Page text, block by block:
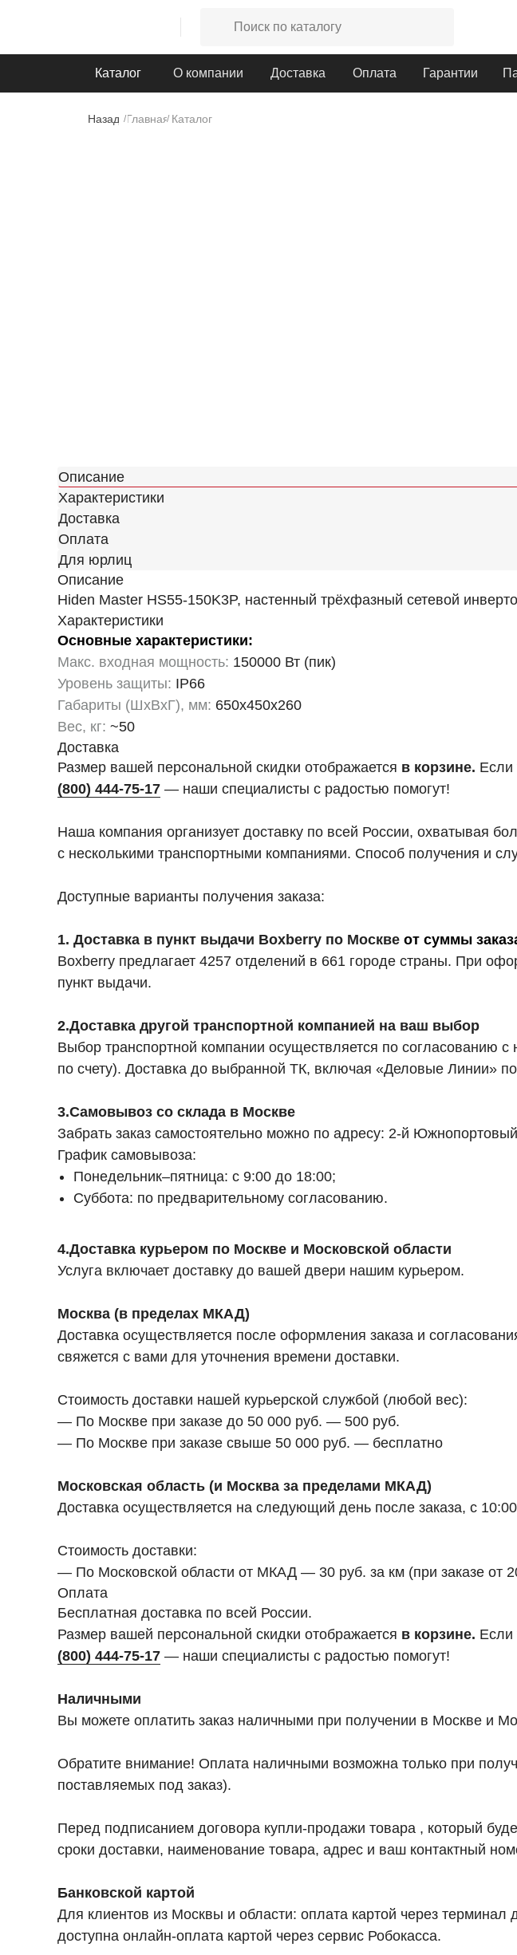
Каталог О компании Доставка Оплата Гарантии
/Главная/ Каталог
Назад
Описание
Характеристики
Доставка
Оплата
Для юрлиц
Описание
Hiden Master HS55-150K3P, настенный трёхфазный сетевой
Характеристики
Основные характеристики:
Макс. входная мощность: 150000 Вт (пик)
Уровень защиты: IP66
Габариты (ШхВхГ), мм: 650x450x260
Вес, кг: ~50
Доставка
Размер вашей персональной скидки отображается в корзине. Если
(800) 444-75-17 — наши специалисты с радостью помогут!
Наша компания организует доставку по всей России, охватывая
с несколькими транспортными компаниями. Способ получения и
Доступные варианты получения заказа:
1. Доставка в пункт выдачи Boxberry по Москве от суммы
Boxberry предлагает 4257 отделений в 661 городе страны. При
пункт выдачи.
2.Доставка другой транспортной компанией на ваш выбор
Выбор транспортной компании осуществляется по согласованию
по счету). Доставка до выбранной ТК, включая «Деловые Линии»
3.Самовывоз со склада в Москве
Забрать заказ самостоятельно можно по адресу: 2-й
График самовывоза:
Понедельник–пятница: с 9:00 до 18:00;
Суббота: по предварительному согласованию.
4.Доставка курьером по Москве и Московской области
Услуга включает доставку до вашей двери нашим курьером.
Москва (в пределах МКАД)
Доставка осуществляется после оформления заказа и
свяжется с вами для уточнения времени доставки.
Стоимость доставки нашей курьерской службой (любой вес):
— По Москве при заказе до 50 000 руб. — 500 руб.
— По Москве при заказе свыше 50 000 руб. — бесплатно
Московская область (и Москва за пределами МКАД)
Доставка осуществляется на следующий день после заказа, с
Стоимость доставки:
— По Московской области от МКАД — 30 руб. за км (при заказе от
Оплата
Бесплатная доставка по всей России.
Размер вашей персональной скидки отображается в корзине. Если
(800) 444-75-17 — наши специалисты с радостью помогут!
Наличными
Вы можете оплатить заказ наличными при получении в Москве и
Обратите внимание! Оплата наличными возможна только при
поставляемых под заказ).
Перед подписанием договора купли-продажи товара , который
сроки доставки, наименование товара, адрес и ваш контактный
Банковской картой
Для клиентов из Москвы и области: оплата картой через терминал
доступна онлайн-оплата картой через сервис Робокасса.